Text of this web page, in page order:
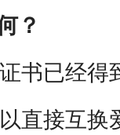
？
书已经得
直接互换